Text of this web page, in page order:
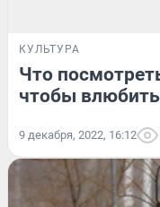
КУЛЬТУРА
Что
чтобы
9 декабря, 2022, 16:12